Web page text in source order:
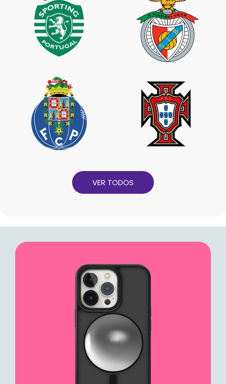
VER TODOS